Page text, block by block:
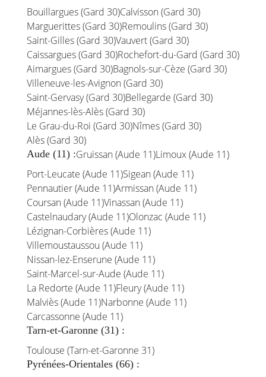
Bouillargues (Gard 30)Calvisson (Gard 30)
Marguerittes (Gard 30)Remoulins (Gard 30)
Saint-Gilles (Gard 30)Vauvert (Gard 30)
Caissargues (Gard 30)Rochefort-du-Gard (Gard 30)
Aimargues (Gard 30)Bagnols-sur-Cèze (Gard 30)
Villeneuve-les-Avignon (Gard 30)
Saint-Gervasy (Gard 30)Bellegarde (Gard 30)
Méjannes-lès-Alès (Gard 30)
Le Grau-du-Roi (Gard 30)Nîmes (Gard 30)
Alès (Gard 30)
Aude (11) :Gruissan (Aude 11)Limoux (Aude 11)
Port-Leucate (Aude 11)Sigean (Aude 11)
Pennautier (Aude 11)Armissan (Aude 11)
Coursan (Aude 11)Vinassan (Aude 11)
Castelnaudary (Aude 11)Olonzac (Aude 11)
Lézignan-Corbières (Aude 11)
Villemoustaussou (Aude 11)
Nissan-lez-Enserune (Aude 11)
Saint-Marcel-sur-Aude (Aude 11)
La Redorte (Aude 11)Fleury (Aude 11)
Malviès (Aude 11)Narbonne (Aude 11)
Carcassonne (Aude 11)
Tarn-et-Garonne (31) :
Toulouse (Tarn-et-Garonne 31)
Pyrénées-Orientales (66) :